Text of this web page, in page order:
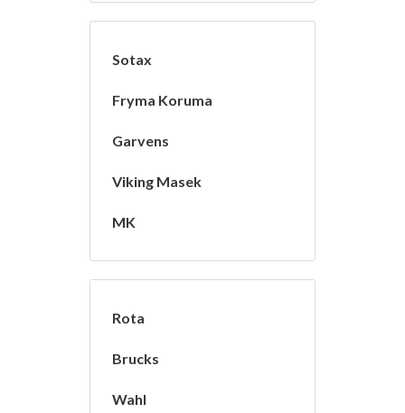
Sotax
Fryma Koruma
Garvens
Viking Masek
MK
Rota
Brucks
Wahl